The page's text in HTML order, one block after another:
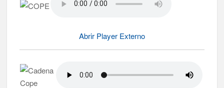
Abrir Player Externo